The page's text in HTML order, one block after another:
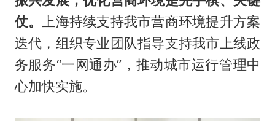
仗。
上海持续支持我市营商环境提升方案
迭代，组织专业团队指导支持我市上线政
务服务“一网通办”，推动城市运行管理中
心加快实施。